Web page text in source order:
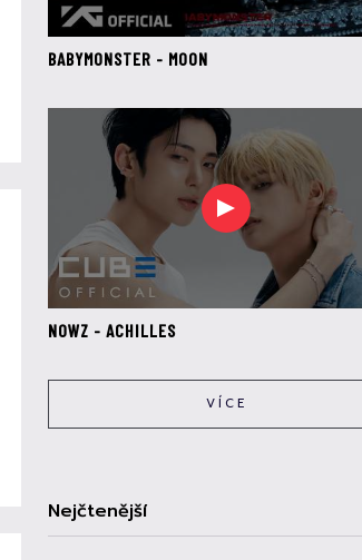
BABYMONSTER - MOON
NOWZ - ACHILLES
VÍCE
Nejčtenější